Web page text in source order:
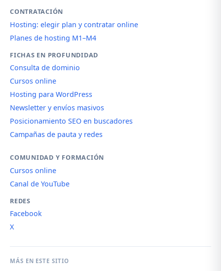
CONTRATACIÓN
Hosting: elegir plan y contratar online
Planes de hosting M1–M4
FICHAS EN PROFUNDIDAD
Consulta de dominio
Cursos online
Hosting para WordPress
Newsletter y envíos masivos
Posicionamiento SEO en buscadores
Campañas de pauta y redes
COMUNIDAD Y FORMACIÓN
Cursos online
Canal de YouTube
REDES
Facebook
X
MÁS EN ESTE SITIO